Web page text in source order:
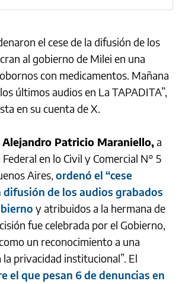
el cese de la difusión de los
al gobierno de Milei en una
con medicamentos. Mañana
últimos audios en La TAPADITA”,
en su cuenta de X.
Alejandro Patricio Maraniello,a
en lo Civil y Comercial N° 5
Aires, ordenó el “cese
difusión de los audios grabados
y atribuidos a la hermana de
fue celebrada por el Gobierno,
un reconocimiento a una
la privacidad institucional”. El
el que pesan 6 de denuncias en